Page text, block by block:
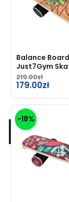
Balance Board
Just7Gym
219.00
Pierwotna
cena
wynosiła:
219.00zł.
179.00
Aktualna
cena
wynosi:
179.00zł.
-18%